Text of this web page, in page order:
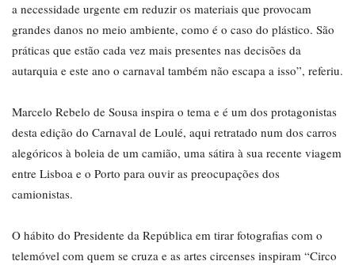
a necessidade urgente em reduzir os materiais que provocam
grandes danos no meio ambiente, como é o caso do plástico. São
práticas que estão cada vez mais presentes nas decisões da
autarquia e este ano o carnaval também não escapa a isso”, referiu.
Marcelo Rebelo de Sousa inspira o tema e é um dos protagonistas
desta edição do Carnaval de Loulé, aqui retratado num dos carros
alegóricos à boleia de um camião, uma sátira à sua recente viagem
entre Lisboa e o Porto para ouvir as preocupações dos
camionistas.
O hábito do Presidente da República em tirar fotografias com o
telemóvel com quem se cruza e as artes circenses inspiram “Circo